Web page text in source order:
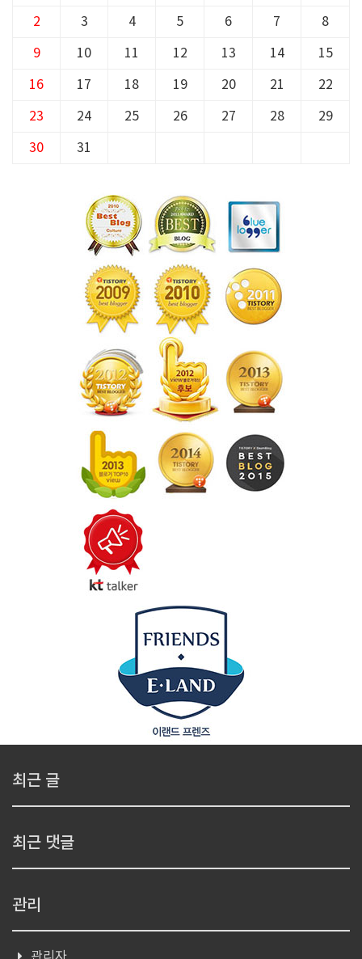
2 3 4 5 6 7 8
9 10 11 12 13 14 15
16 17 18 19 20 21 22
23 24 25 26 27 28 29
30 31
최근 글
최근 댓글
관리